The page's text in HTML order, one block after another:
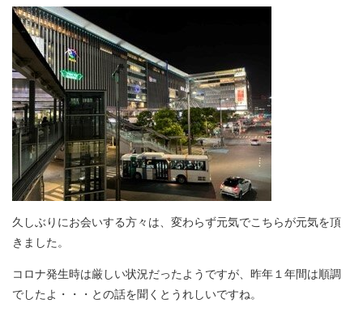
久しぶりにお会いする方々は、変わらず元気でこちらが元気を頂
きました。
コロナ発生時は厳しい状況だったようですが、昨年１年間は順調
でしたよ・・・との話を聞くとうれしいですね。